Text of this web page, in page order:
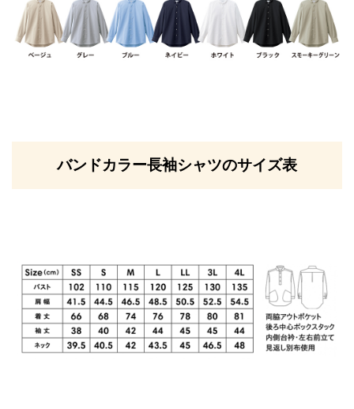
バンドカラー長袖シャツのサイズ表